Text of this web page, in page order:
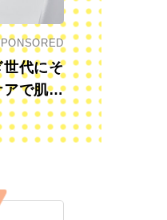
世代にそ
アで肌も